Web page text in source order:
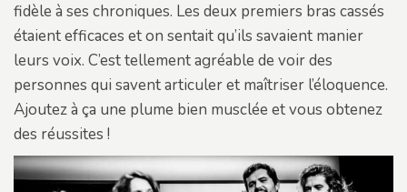
fidèle à ses chroniques. Les deux premiers bras cassés
étaient efficaces et on sentait qu’ils savaient manier
leurs voix. C’est tellement agréable de voir des
personnes qui savent articuler et maîtriser l’éloquence.
Ajoutez à ça une plume bien musclée et vous obtenez
des réussites !